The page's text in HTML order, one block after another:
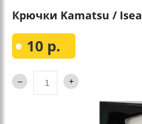
Крючки Kamatsu /
10 р.